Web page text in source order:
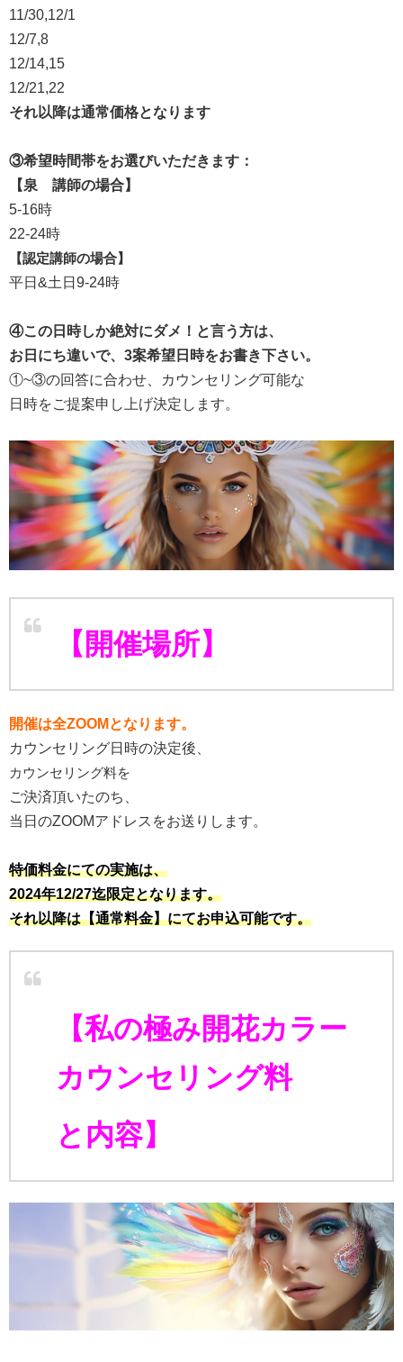
11/30,12/1
12/7,8
12/14,15
12/21,22
それ以降は通常価格となります
③希望時間帯をお選びいただきます：
【泉 講師の場合】
5-16時
22-24時
【認定講師の場合】
平日&土日9-24時
④この日時しか絶対にダメ！と言う方は、
お日にち違いで、3案希望日時をお書き下さい。
①~③の回答に合わせ、カウンセリング可能な
日時をご提案申し上げ決定します。
【開催場所】
開催は全ZOOMとなります。
カウンセリング日時の決定後、
カウンセリング料を
ご決済頂いたのち、
当日のZOOMアドレスをお送りします。
特価料金にての実施は、
2024年12/27迄限定となります。
それ以降は【通常料金】にてお申込可能です。
【私の極み開花カラー
カウンセリング料
と内容】